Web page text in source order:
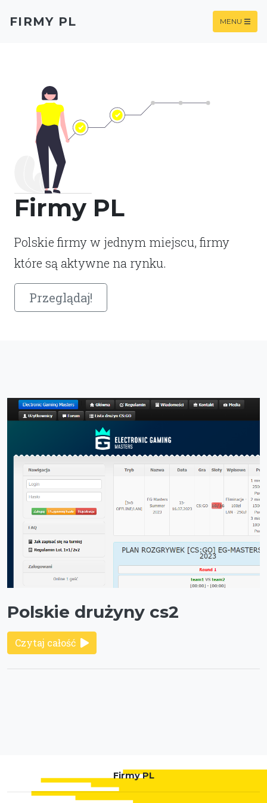
Firmy PL
Polskie firmy w jednym miejscu, firmy
które są aktywne na rynku.
Przeglądaj!
FIRMY PL MENU
Polskie drużyny cs2
Czytaj całość
Firmy PL